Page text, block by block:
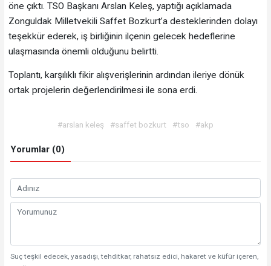
öne çıktı. TSO Başkanı Arslan Keleş, yaptığı açıklamada
Zonguldak Milletvekili Saffet Bozkurt’a desteklerinden dolayı
teşekkür ederek, iş birliğinin ilçenin gelecek hedeflerine
ulaşmasında önemli olduğunu belirtti.
Toplantı, karşılıklı fikir alışverişlerinin ardından ileriye dönük
ortak projelerin değerlendirilmesi ile sona erdi.
#arslan keleş #saffet bozkurt #tso #akp
Yorumlar (0)
Suç teşkil edecek, yasadışı, tehditkar, rahatsız edici, hakaret ve küfür içeren,